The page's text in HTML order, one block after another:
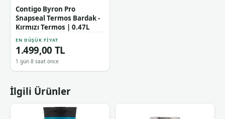
Contigo Byron Pro
Snapseal Termos Bardak -
Kırmızı Termos | 0.47L
EN DÜŞÜK FIYAT
1.499,00 TL
1 gün 8 saat önce
İlgili Ürünler